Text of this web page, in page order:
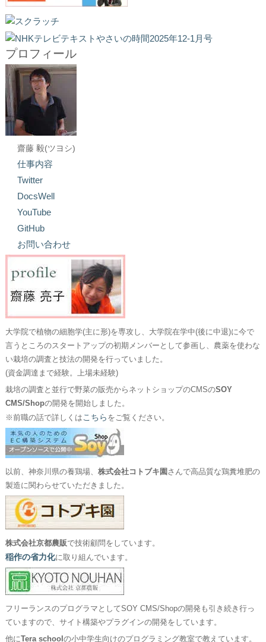
プロフィール
齋藤 毅(ツヨシ)
仕事内容
Twitter
DocsWell
YouTube
GitHub
お問い合わせ
大学院で植物の細胞学(主に形)を専攻し、大学院在学中(後に中退)に今で
言うところのスタートアップの初期メンバーとして参画し、農薬を使わな
い栽培の調査と技法の開発を行っていました。
(資金調達まで経験。上場未経験)
栽培の調査と並行で野菜の販売からネットショップのCMSのSOY
CMS/Shopの開発を開始しました。
※前職の話で詳しくは こちら をご覧ください。
以前、神奈川県の養鶏場、 株式会社コトブキ園 さんで高品質な鶏糞堆肥の
製造に関わらせていただきました。
株式会社京都農販で技術顧問をしています。
稲作の省力化に取り組んでいます。
フリーランスのプログラマとしてSOY CMS/Shopの開発も引き続き行っ
ていますので、サイト構築やプラグインの開発をしています。
他にTera school の小中学生向けのプログラミング教室で教えています。